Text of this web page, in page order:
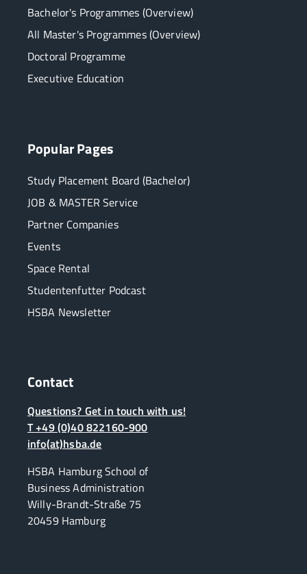
Bachelor's Programmes (Overview)
All Master's Programmes (Overview)
Doctoral Programme
Executive Education
Popular Pages
Study Placement Board (Bachelor)
JOB & MASTER Service
Partner Companies
Events
Space Rental
Studentenfutter Podcast
HSBA Newsletter
Contact
Questions? Get in touch with us!
T +49 (0)40 822160-900
info(at)hsba.de
HSBA Hamburg School of
Business Administration
Willy-Brandt-Straße 75
20459 Hamburg